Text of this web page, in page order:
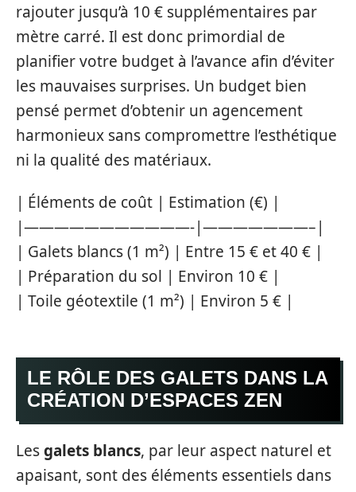
rajouter jusqu’à 10 € supplémentaires par
mètre carré. Il est donc primordial de
planifier votre budget à l’avance afin d’éviter
les mauvaises surprises. Un budget bien
pensé permet d’obtenir un agencement
harmonieux sans compromettre l’esthétique
ni la qualité des matériaux.
| Éléments de coût | Estimation (€) |
|———————————-|———————–|
| Galets blancs (1 m²) | Entre 15 € et 40 € |
| Préparation du sol | Environ 10 € |
| Toile géotextile (1 m²) | Environ 5 € |
LE RÔLE DES GALETS DANS LA
CRÉATION D’ESPACES ZEN
Lesgalets blancs, par leur aspect naturel et
apaisant, sont des éléments essentiels dans